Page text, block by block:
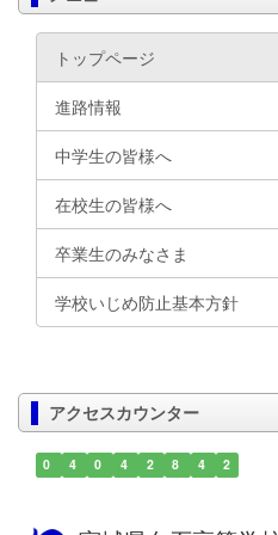
トップページ
進路情報
中学生の皆様へ
在校生の皆様へ
卒業生のみなさま
学校いじめ防止基本方針
アクセスカウンター
0 4 0 4 2 8 4 2